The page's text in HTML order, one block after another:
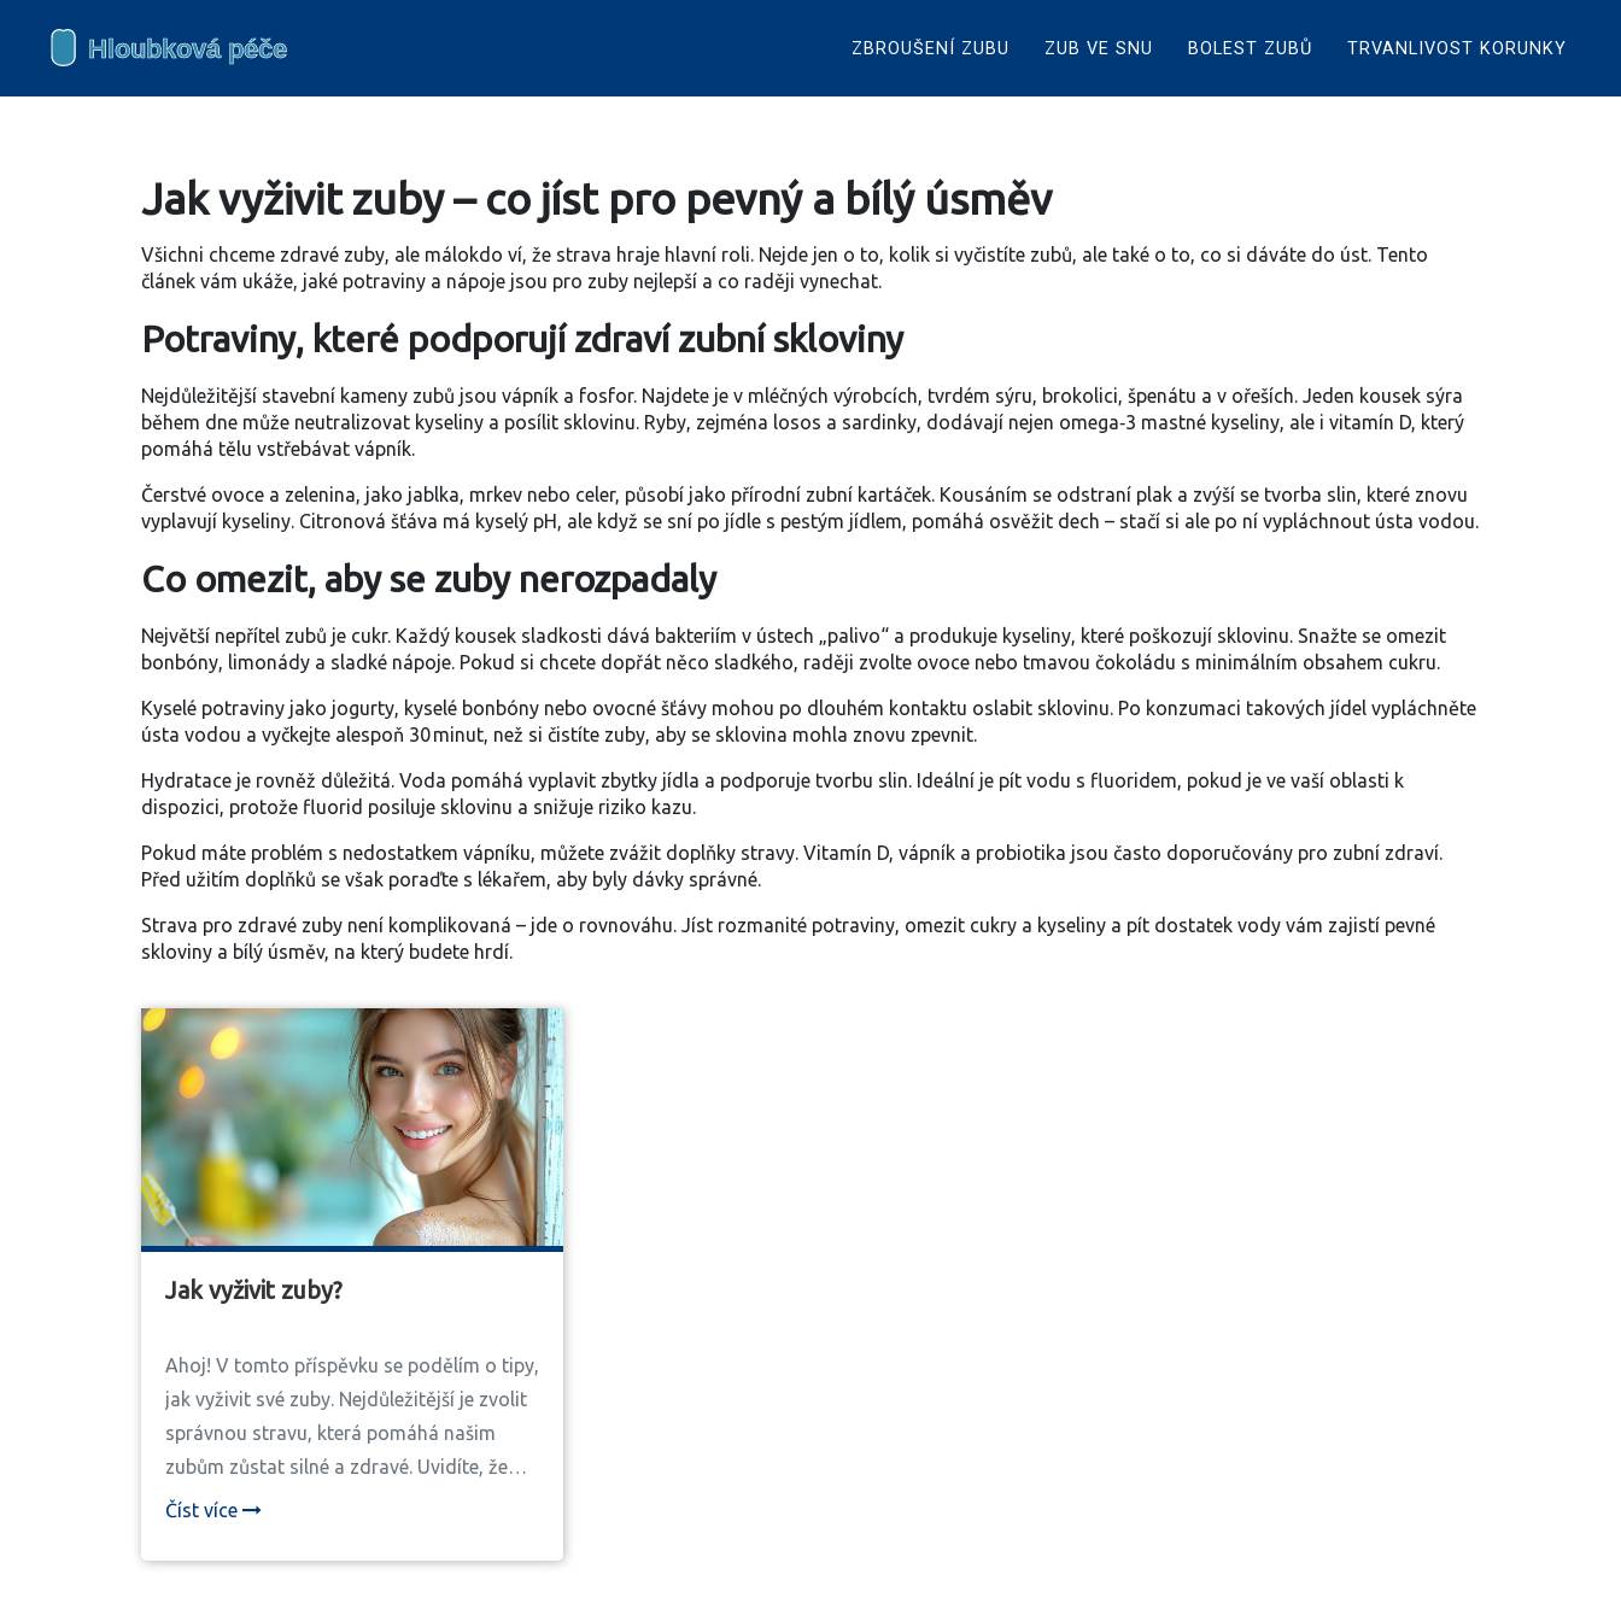
ZBROUŠENÍ ZUBU ZUB VE SNU BOLEST ZUBŮ TRVANLIVOST KORUNKY
Jak vyživit zuby – co jíst pro pevný a bílý úsměv
Všichni chceme zdravé zuby, ale málokdo ví, že strava hraje hlavní roli. Nejde jen o to, kolik si vyčistíte zubů, ale také o to, co si dáváte do úst. Tento
článek vám ukáže, jaké potraviny a nápoje jsou pro zuby nejlepší a co raději vynechat.
Potraviny, které podporují zdraví zubní skloviny
Nejdůležitější stavební kameny zubů jsou vápník a fosfor. Najdete je v mléčných výrobcích, tvrdém sýru, brokolici, špenátu a v ořeších. Jeden kousek sýra
během dne může neutralizovat kyseliny a posílit sklovinu. Ryby, zejména losos a sardinky, dodávají nejen omega‑3 mastné kyseliny, ale i vitamín D, který
pomáhá tělu vstřebávat vápník.
Čerstvé ovoce a zelenina, jako jablka, mrkev nebo celer, působí jako přírodní zubní kartáček. Kousáním se odstraní plak a zvýší se tvorba slin, které znovu
vyplavují kyseliny. Citronová šťáva má kyselý pH, ale když se sní po jídle s pestým jídlem, pomáhá osvěžit dech – stačí si ale po ní vypláchnout ústa vodou.
Co omezit, aby se zuby nerozpadaly
Největší nepřítel zubů je cukr. Každý kousek sladkosti dává bakteriím v ústech „palivo“ a produkuje kyseliny, které poškozují sklovinu. Snažte se omezit
bonbóny, limonády a sladké nápoje. Pokud si chcete dopřát něco sladkého, raději zvolte ovoce nebo tmavou čokoládu s minimálním obsahem cukru.
Kyselé potraviny jako jogurty, kyselé bonbóny nebo ovocné šťávy mohou po dlouhém kontaktu oslabit sklovinu. Po konzumaci takových jídel vypláchněte
ústa vodou a vyčkejte alespoň 30 minut, než si čistíte zuby, aby se sklovina mohla znovu zpevnit.
Hydratace je rovněž důležitá. Voda pomáhá vyplavit zbytky jídla a podporuje tvorbu slin. Ideální je pít vodu s fluoridem, pokud je ve vaší oblasti k
dispozici, protože fluorid posiluje sklovinu a snižuje riziko kazu.
Pokud máte problém s nedostatkem vápníku, můžete zvážit doplňky stravy. Vitamín D, vápník a probiotika jsou často doporučovány pro zubní zdraví.
Před užitím doplňků se však poraďte s lékařem, aby byly dávky správné.
Strava pro zdravé zuby není komplikovaná – jde o rovnováhu. Jíst rozmanité potraviny, omezit cukry a kyseliny a pít dostatek vody vám zajistí pevné
skloviny a bílý úsměv, na který budete hrdí.
Jak vyživit zuby?
Ahoj! V tomto příspěvku se podělím o tipy,
jak vyživit své zuby. Nejdůležitější je zvolit
správnou stravu, která pomáhá našim
zubům zůstat silné a zdravé. Uvidíte, že
pokud budete dodržovat několik
vypadat skvěle! Takže pojďme na to -
Číst více